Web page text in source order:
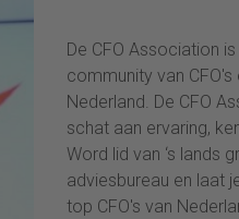
De CFO Association
community van CFO's
Nederland. De CFO
schat aan ervaring,
Word lid van ‘s lands
adviesbureau en laat
top CFO's van